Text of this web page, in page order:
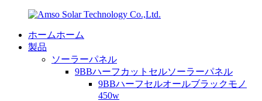
ホームホーム
製品
ソーラーパネル
9BBハーフカットセルソーラーパネル
9BBハーフセルオールブラックモノ
450w